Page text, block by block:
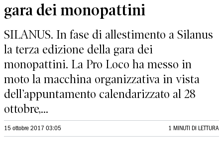
gara dei monopattini
SILANUS. In fase di allestimento a Silanus
la terza edizione della gara dei
monopattini. La Pro Loco ha messo in
moto la macchina organizzativa in vista
dell’appuntamento calendarizzato al 28
ottobre,...
15 ottobre 2017 03:05 1 MINUTI DI LETTURA